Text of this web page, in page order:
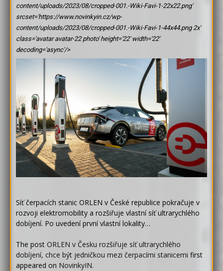
content/uploads/2023/08/cropped-001.-Wiki-Favi-1-22x22.png'
srcset='https://www.novinkyin.cz/wp-
content/uploads/2023/08/cropped-001.-Wiki-Favi-1-44x44.png 2x'
class='avatar avatar-22 photo' height='22' width='22'
decoding='async'/>
Síť čerpacích stanic ORLEN v České republice pokračuje v
rozvoji elektromobility a rozšiřuje vlastní síť ultrarychlého
dobíjení. Po uvedení první vlastní lokality…
The post ORLEN v Česku rozšiřuje síť ultrarychlého
dobíjení, chce být jedničkou mezi čerpacími stanicemi first
appeared on NovinkyIN.